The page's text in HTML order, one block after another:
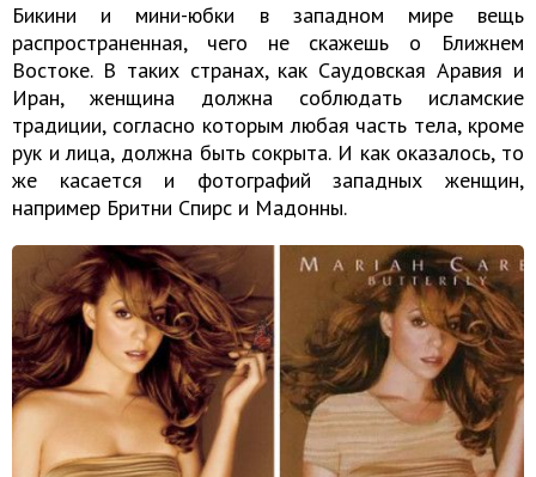
Бикини и мини-юбки в западном мире вещь
распространенная, чего не скажешь о Ближнем
Востоке. В таких странах, как Саудовская Аравия и
Иран, женщина должна соблюдать исламские
традиции, согласно которым любая часть тела, кроме
рук и лица, должна быть сокрыта. И как оказалось, то
же касается и фотографий западных женщин,
например Бритни Спирс и Мадонны.